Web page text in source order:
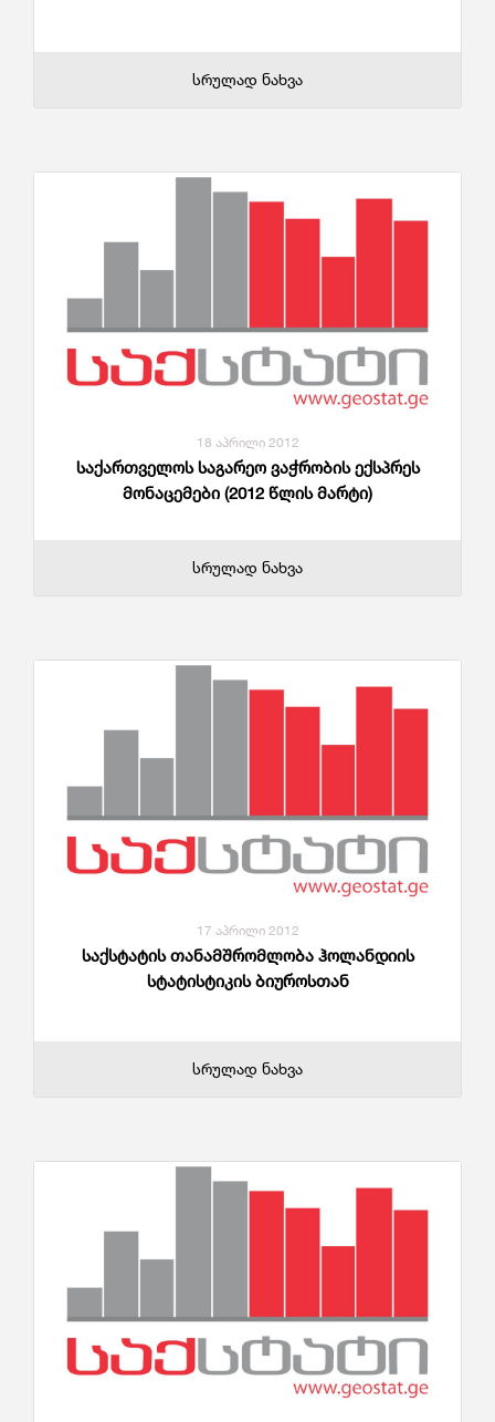
სრულად ნახვა
18 აპრილი 2012
საქართველოს საგარეო ვაჭრობის ექსპრეს
მონაცემები (2012 წლის მარტი)
სრულად ნახვა
17 აპრილი 2012
საქსტატის თანამშრომლობა ჰოლანდიის
სტატისტიკის ბიუროსთან
სრულად ნახვა